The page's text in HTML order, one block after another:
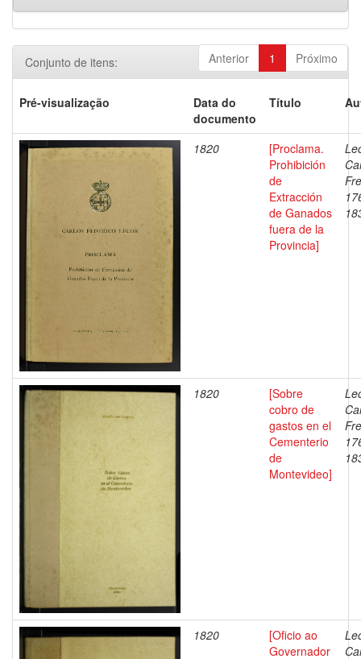
Anterior 1 Próximo
Conjunto de itens:
Pré-visualização
Data do
documento
Título
1820
[Proclama.
Prohibición
de
Extracción
de Ganados
fuera de la
Provincia]
1820
[Sobre
cobro de
gastos en el
Cementerio
de
Montevideo]
1820
[Oficio ao
Governador